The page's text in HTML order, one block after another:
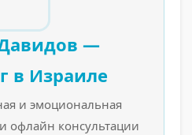
—
в Израиле
и эмоциональная
офлайн консультации